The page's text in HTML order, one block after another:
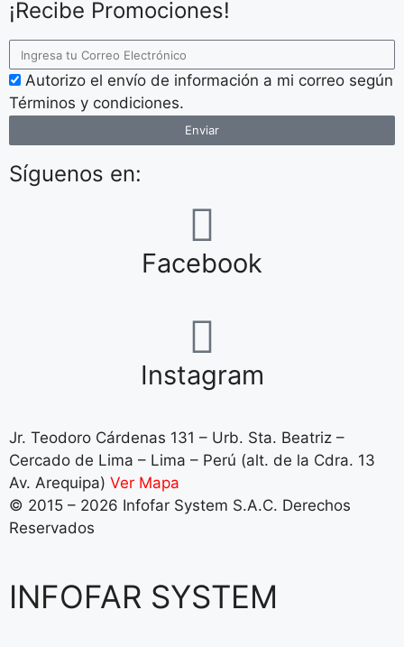
¡Recibe Promociones!
Autorizo el envío de información a mi correo según
Términos y condiciones.
Enviar
Síguenos en:
Facebook
Instagram
Jr. Teodoro Cárdenas 131 – Urb. Sta. Beatriz –
Cercado de Lima – Lima – Perú (alt. de la Cdra. 13
Av. Arequipa) Ver Mapa
© 2015 – 2026 Infofar System S.A.C. Derechos
Reservados
INFOFAR SYSTEM